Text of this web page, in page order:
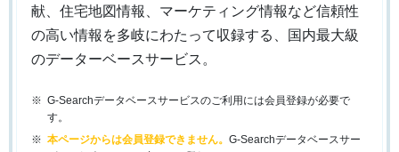
献、住宅地図情報、マーケティング情報など信頼性
の高い情報を多岐にわたって収録する、国内最大級
のデーターベースサービス。
G-Searchデータベースサービスのご利用には会員登録が必要で
す。
本ページからは会員登録できません。 G-Searchデータベースサー